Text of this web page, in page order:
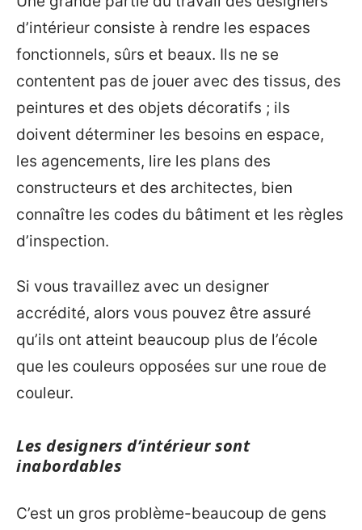
d’intérieur consiste à rendre les espaces
fonctionnels, sûrs et beaux. Ils ne se
contentent pas de jouer avec des tissus, des
peintures et des objets décoratifs ; ils
doivent déterminer les besoins en espace,
les agencements, lire les plans des
constructeurs et des architectes, bien
connaître les codes du bâtiment et les règles
d’inspection.
Si vous travaillez avec un designer
accrédité, alors vous pouvez être assuré
qu’ils ont atteint beaucoup plus de l’école
que les couleurs opposées sur une roue de
couleur.
Les designers d’intérieur sont
inabordables
C’est un gros problème-beaucoup de gens